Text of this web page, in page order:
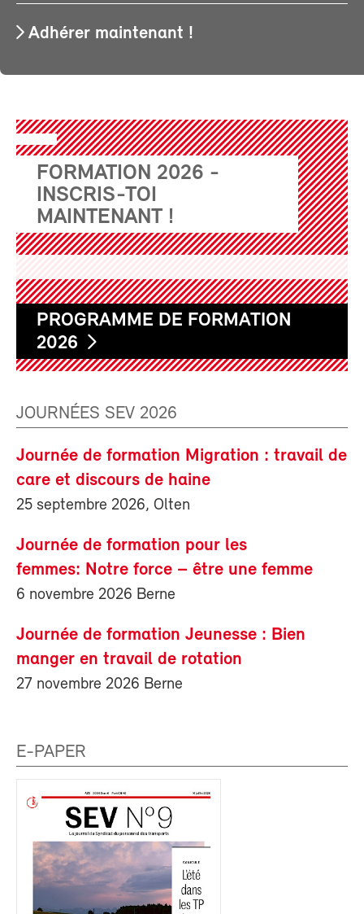
Adhérer maintenant !
FORMATION 2026 -
INSCRIS-TOI
MAINTENANT !
PROGRAMME DE FORMATION
2026
JOURNÉES SEV 2026
Journée de formation Migration : travail de
care et discours de haine
25 septembre 2026, Olten
Journée de formation pour les
femmes: Notre force – être une femme
6 novembre 2026 Berne
Journée de formation Jeunesse : Bien
manger en travail de rotation
27 novembre 2026 Berne
E-PAPER